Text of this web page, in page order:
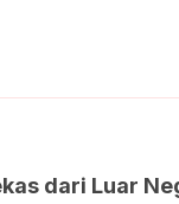
dari Luar